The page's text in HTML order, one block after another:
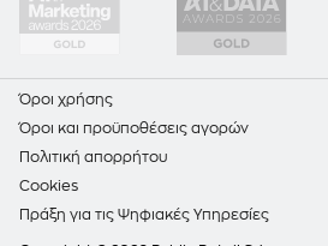
Όροι χρήσης
Όροι και προϋποθέσεις αγορών
Πολιτική απορρήτου
Cookies
Πράξη για τις Ψηφιακές Υπηρεσίες